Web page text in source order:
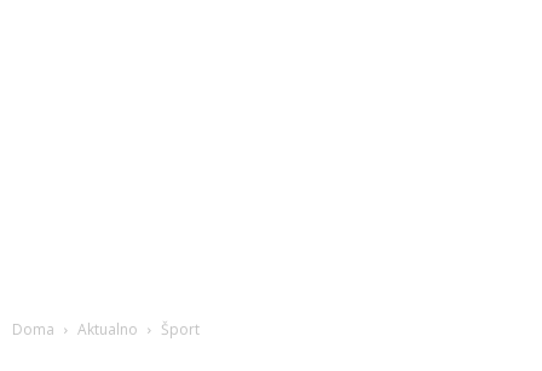
Doma Aktualno Šport